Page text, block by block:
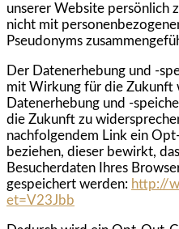
unserer Website persönlich
nicht mit
Pseudonyms
Der Datenerhebung und -
mit Wirkung für die Zukunft
Datenerhebung und -
die Zukunft zu
nachfolgendem Link ein
beziehen, dieser bewirkt,
Besucherdaten Ihres
gespeichert werden: http://
et=V23Jbb